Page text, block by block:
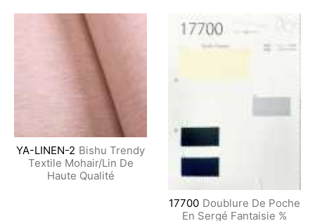
YA-LINEN-2 Bishu Trendy
Textile Mohair/Lin De
Haute Qualité
17700 Doublure De Poche
En Sergé Fantaisie %